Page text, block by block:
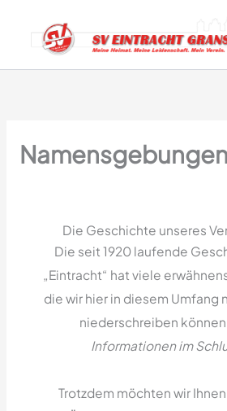
springen
Namensgebungen
Die Geschichte unseres
Die seit 1920 laufende
„Eintracht“ hat viele
die wir hier in diesem Umfang
niederschreiben können.
Informationen im
Trotzdem möchten wir